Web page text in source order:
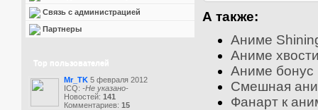
Связь с администрацией
Партнеры
Top пользователей
Mr_TK 5 февраля 2012
ICQ: -Не указано-
Новостей: 141
Комментариев: 15
А также:
Аниме
Аниме
Аниме бонус
Смешная
Фанарт к